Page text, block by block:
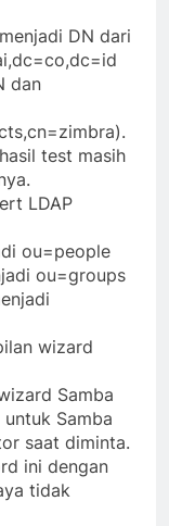
DN dari
dan
test masih
LDAP
ou=people
ou=groups
wizard
Samba
Samba
saat diminta.
ini dengan
tidak